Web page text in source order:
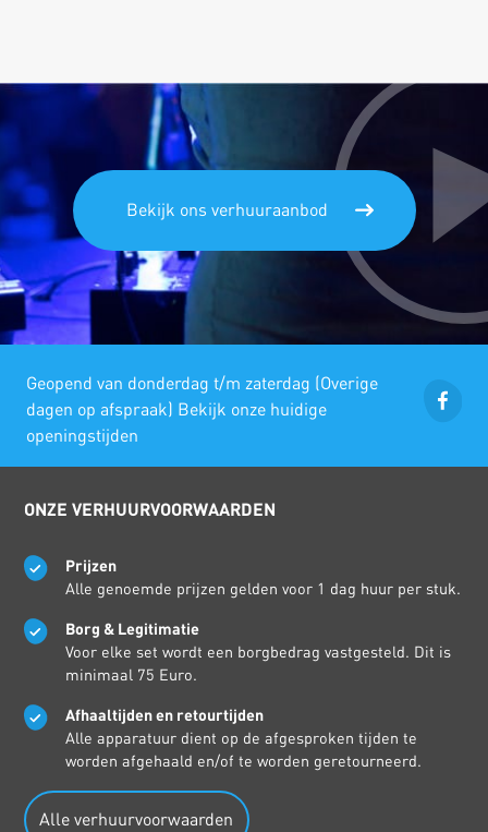
Bekijk ons verhuuraanbod
Geopend van donderdag t/m zaterdag (Overige
dagen op afspraak) Bekijk onze huidige
openingstijden
ONZE VERHUURVOORWAARDEN
Prijzen
Alle genoemde prijzen gelden voor 1 dag huur per stuk.
Borg & Legitimatie
Voor elke set wordt een borgbedrag vastgesteld. Dit is
minimaal 75 Euro.
Afhaaltijden en retourtijden
Alle apparatuur dient op de afgesproken tijden te
worden afgehaald en/of te worden geretourneerd.
Alle verhuurvoorwaarden